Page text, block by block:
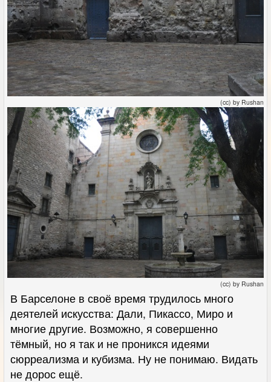
(cc) by Rushan
(cc) by Rushan
В Барселоне в своё время трудилось много
деятелей искусства: Дали, Пикассо, Миро и
многие другие. Возможно, я совершенно
тёмный, но я так и не проникся идеями
сюрреализма и кубизма. Ну не понимаю. Видать
не дорос ещё.